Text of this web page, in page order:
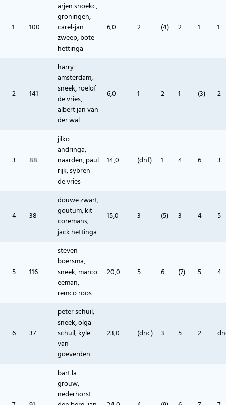
1 100
arjen snoekc,
groningen,
carel-jan
zweep, bote
hettinga
6,0 2 (4) 2 1 1
2 141
harry
amsterdam,
sneek, roelof
de vries,
albert jan van
der wal
6,0 1 2 1 (3) 2
3 88
jilko
andringa,
naarden, paul
rijk, sybren
de vries
14,0 (dnf) 1 4 6 3
4 38
douwe zwart,
goutum, kit
coremans,
jack hettinga
15,0 3 (5) 3 4 5
5 116
steven
boersma,
sneek, marco
eeman,
remco roos
20,0 5 6 (7) 5 4
6 37
peter schuil,
sneek, olga
schuil, kyle
van
goeverden
23,0 (dnc) 3 5 2
bart la
grouw,
nederhorst